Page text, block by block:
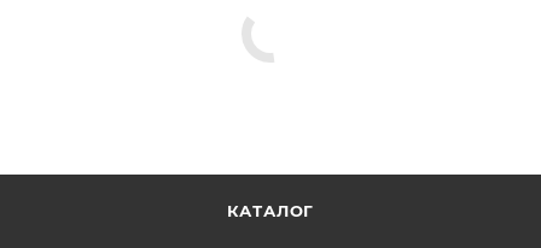
КАТАЛОГ